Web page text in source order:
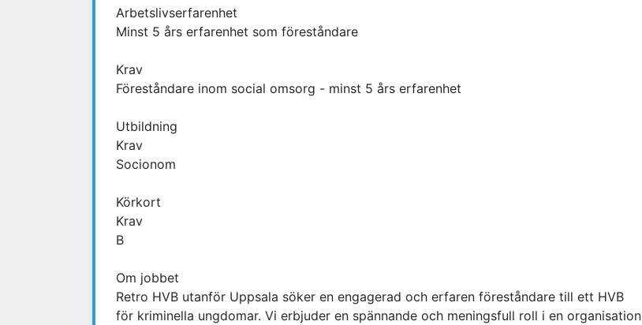
Arbetslivserfarenhet
Minst 5 års erfarenhet som föreståndare
Krav
Föreståndare inom social omsorg - minst 5 års erfarenhet
Utbildning
Krav
Socionom
Körkort
Krav
B
Om jobbet
Retro HVB utanför Uppsala söker en engagerad och erfaren föreståndare till ett HVB
för kriminella ungdomar. Vi erbjuder en spännande och meningsfull roll i en organisation